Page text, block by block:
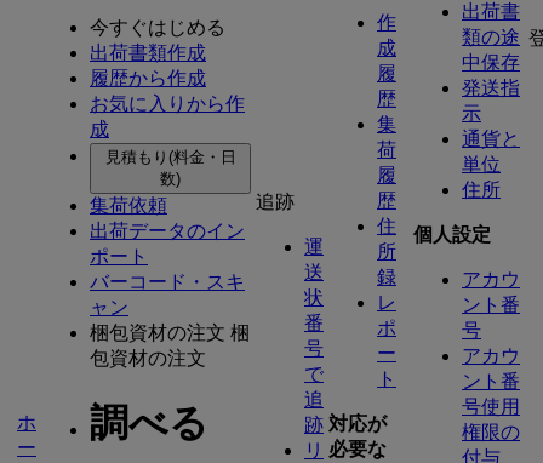
ホ
ー
今すぐはじめる
出荷書類作成
履歴から作成
お気に入りから作
成
見積もり(料金・日
数)
集荷依頼
出荷データのイン
ポート
バーコード・スキ
ャン
梱包資材の注文 梱
包資材の注文
調べる
追跡
運
送
状
番
号
で
追
跡
リ
作
成
履
歴
集
荷
履
歴
住
所
録
レ
ポ
ー
ト
対応が
必要な
出荷書
類の途
中保存
発送指
示
通貨と
単位
住所
個人設定
アカウ
ント番
号
アカウ
ント番
号使用
権限の
付与